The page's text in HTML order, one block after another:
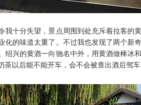
十分失望，景点周围到处充斥着拉客的
化的味道太重了。不过我也发现了两个新
绍兴的黄酒一向驰名中外，用黄酒做棒冰
茶以后能不能开车，会不会被查出酒后驾